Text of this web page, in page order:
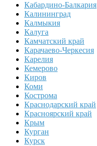
Кабардино-Балкария
Калининград
Калмыкия
Калуга
Камчатский край
Карачаево-Черкесия
Карелия
Кемерово
Киров
Коми
Кострома
Краснодарский край
Красноярский край
Крым
Курган
Курск